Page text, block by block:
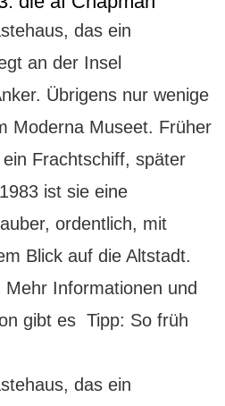
das ein
an der Insel
Übrigens nur wenige
Moderna Museet. Früher
Frachtschiff, später
ist sie eine
ordentlich, mit
Blick auf die Altstadt.
Informationen und
gibt es Tipp: So früh
das ein